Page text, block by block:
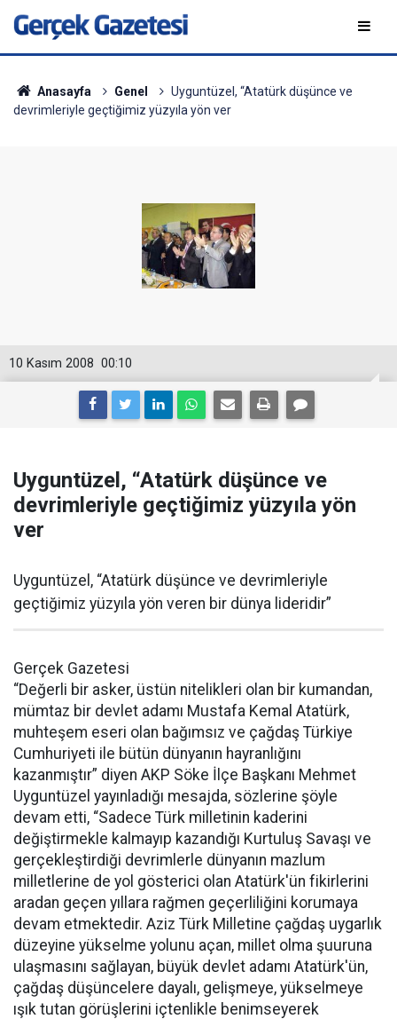
Anasayfa Genel
Uyguntüzel, “Atatürk düşünce ve
devrimleriyle geçtiğimiz yüzyıla yön ver
00:10
10 Kasım 2008
Uyguntüzel, “Atatürk düşünce ve
devrimleriyle geçtiğimiz yüzyıla yön
ver
Uyguntüzel, “Atatürk düşünce ve devrimleriyle
geçtiğimiz yüzyıla yön veren bir dünya lideridir”
Gerçek Gazetesi
“Değerli bir asker, üstün nitelikleri olan bir kumandan,
mümtaz bir devlet adamı Mustafa Kemal Atatürk,
muhteşem eseri olan bağımsız ve çağdaş Türkiye
Cumhuriyeti ile bütün dünyanın hayranlığını
kazanmıştır” diyen AKP Söke İlçe Başkanı Mehmet
Uyguntüzel yayınladığı mesajda, sözlerine şöyle
devam etti, “Sadece Türk milletinin kaderini
değiştirmekle kalmayıp kazandığı Kurtuluş Savaşı ve
gerçekleştirdiği devrimlerle dünyanın mazlum
milletlerine de yol gösterici olan Atatürk'ün fikirlerini
aradan geçen yıllara rağmen geçerliliğini korumaya
devam etmektedir. Aziz Türk Milletine çağdaş uygarlık
düzeyine yükselme yolunu açan, millet olma şuuruna
ulaşmasını sağlayan, büyük devlet adamı Atatürk'ün,
çağdaş düşüncelere dayalı, gelişmeye, yükselmeye
ışık tutan görüşlerini içtenlikle benimseyerek